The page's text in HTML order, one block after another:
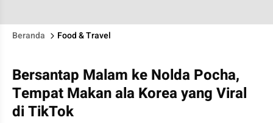
Beranda Food & Travel
Bersantap Malam ke Nolda Pocha,
Tempat Makan ala Korea yang Viral
di TikTok